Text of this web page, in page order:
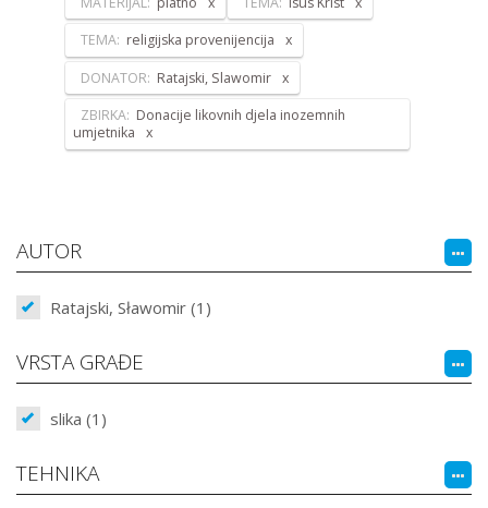
TEMA: religijska provenijencija
DONATOR: Ratajski, Slawomir
ZBIRKA: Donacije likovnih djela inozemnih
umjetnika
AUTOR
Ratajski, Sławomir (1)
VRSTA GRAĐE
slika (1)
TEHNIKA